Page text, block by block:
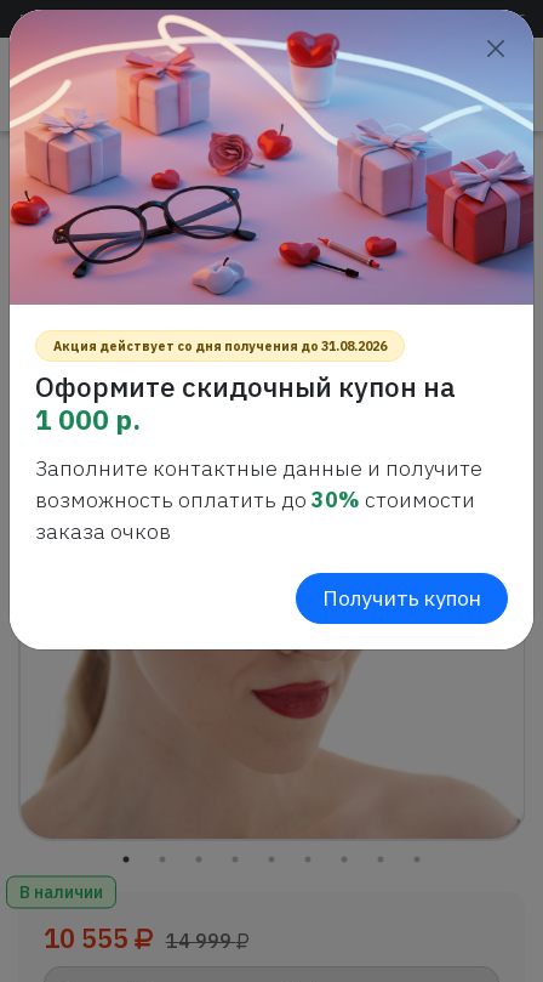
Доставка по всей России +7 (383) 288-54-55
САЛОН ОПТИКИ
Проверить
зрение
Главная Интернет-магазин оптики
Оправы для очков
Missoni MMI 0036 S61 Оправа для очков
MISSONI MMI 0036 S61 ОПРАВА ДЛЯ
ОЧКОВ
В наличии
10 555 14 999
Акция действует со дня получения до 31.08.2026
Оформите скидочный купон на
1 000 р.
Заполните контактные данные и получите
возможность оплатить до 30% стоимости
заказа очков
Получить купон